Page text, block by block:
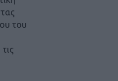
του